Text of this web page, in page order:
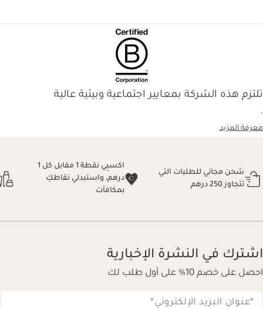
تلتزم هذه الشركة بمعايير اجتماعية وبيئية عالية
.
معرفة المزيد
شحن مجاني للطلبات التي
تتجاوز 250 درهم
اكسبِي نقطة 1 مقابل كل 1
درهم، واستبدلي نقاطكِ
بمكافآت
اشترك في النشرة الإخبارية
احصل على خصم 10% على أول طلب لك
*عنوان البريد الإلكتروني*